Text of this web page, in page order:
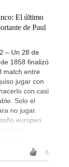
El último
de Paul
– Un 28 de
1858 finalizó
match entre
jugar con
con casi
Solo el
no jugar.
europeo
5